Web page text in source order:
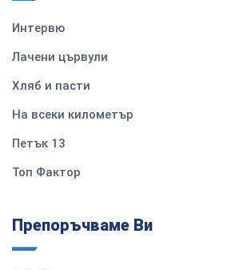
Интервю
Лачени цървули
Хляб и пасти
На всеки километър
Петък 13
Топ Фактор
Препоръчваме Ви